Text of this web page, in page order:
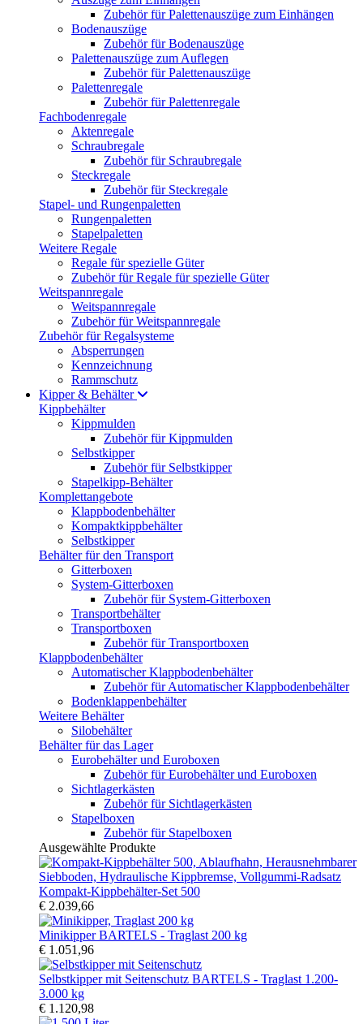
Zubehör für Palettenauszüge zum Einhängen
Bodenauszüge
Zubehör für Bodenauszüge
Palettenauszüge zum Auflegen
Zubehör für Palettenauszüge
Palettenregale
Zubehör für Palettenregale
Fachbodenregale
Aktenregale
Schraubregale
Zubehör für Schraubregale
Steckregale
Zubehör für Steckregale
Stapel- und Rungenpaletten
Rungenpaletten
Stapelpaletten
Weitere Regale
Regale für spezielle Güter
Zubehör für Regale für spezielle Güter
Weitspannregale
Weitspannregale
Zubehör für Weitspannregale
Zubehör für Regalsysteme
Absperrungen
Kennzeichnung
Rammschutz
Kipper & Behälter
Kippbehälter
Kippmulden
Zubehör für Kippmulden
Selbstkipper
Zubehör für Selbstkipper
Stapelkipp-Behälter
Komplettangebote
Klappbodenbehälter
Kompaktkippbehälter
Selbstkipper
Behälter für den Transport
Gitterboxen
System-Gitterboxen
Zubehör für System-Gitterboxen
Transportbehälter
Transportboxen
Zubehör für Transportboxen
Klappbodenbehälter
Automatischer Klappbodenbehälter
Zubehör für Automatischer Klappbodenbehälter
Bodenklappenbehälter
Weitere Behälter
Silobehälter
Behälter für das Lager
Eurobehälter und Euroboxen
Zubehör für Eurobehälter und Euroboxen
Sichtlagerkästen
Zubehör für Sichtlagerkästen
Stapelboxen
Zubehör für Stapelboxen
Ausgewählte Produkte
Kompakt-Kippbehälter-Set 500
€ 2.039,66
Minikipper BARTELS - Traglast 200 kg
€ 1.051,96
Selbstkipper mit Seitenschutz BARTELS - Traglast 1.200-
3.000 kg
€ 1.120,98